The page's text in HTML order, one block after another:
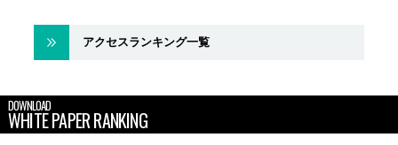
アクセスランキング一覧
DOWNLOAD
WHITE PAPER RANKING